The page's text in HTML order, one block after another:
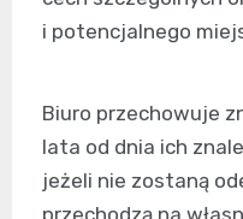
i potencjalnego
Biuro przechowuje
lata od dnia ich
jeżeli nie zostaną